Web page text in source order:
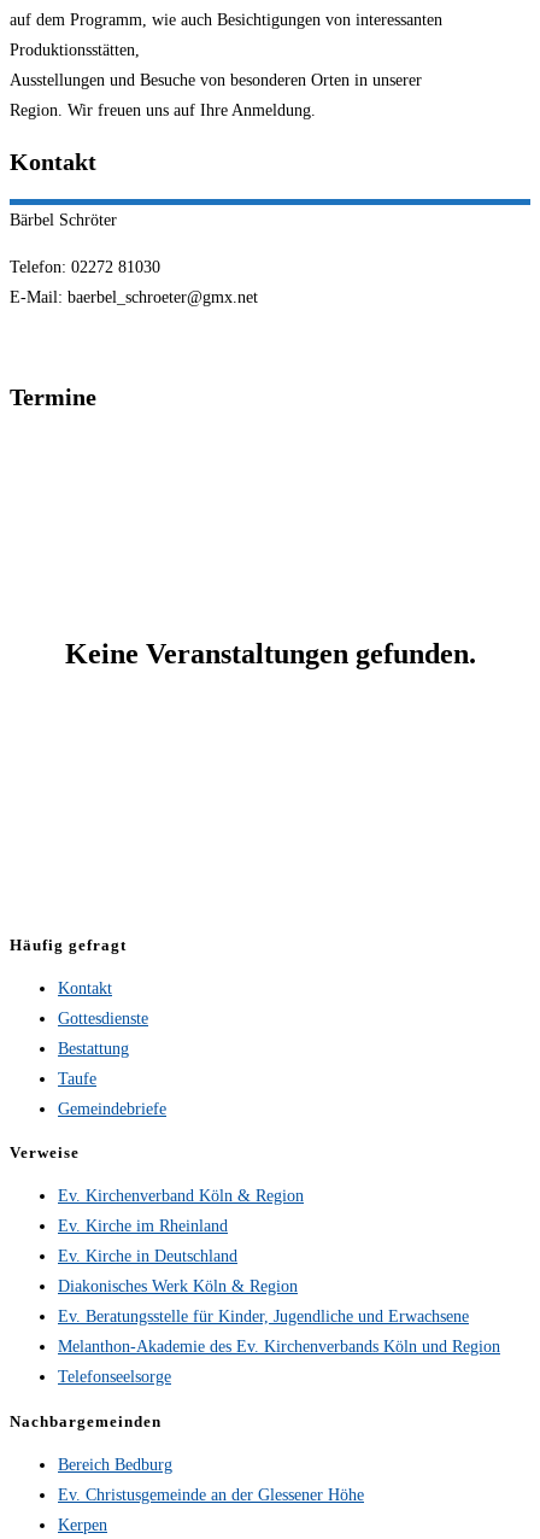
auf dem Programm, wie auch Besichtigungen von interessanten
Produktionsstätten,
Ausstellungen und Besuche von besonderen Orten in unserer
Region. Wir freuen uns auf Ihre Anmeldung.
Kontakt
Bärbel Schröter
Telefon: 02272 81030
E-Mail: baerbel_schroeter@gmx.net
Termine
Häufig gefragt
Kontakt
Gottesdienste
Bestattung
Taufe
Gemeindebriefe
Verweise
Ev. Kirchenverband Köln & Region
Ev. Kirche im Rheinland
Ev. Kirche in Deutschland
Diakonisches Werk Köln & Region
Ev. Beratungsstelle für Kinder, Jugendliche und Erwachsene
Melanthon-Akademie des Ev. Kirchenverbands Köln und Region
Telefonseelsorge
Nachbargemeinden
Bereich Bedburg
Ev. Christusgemeinde an der Glessener Höhe
Kerpen